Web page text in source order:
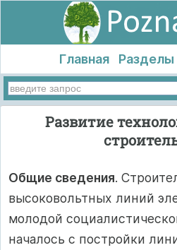
Главная Разделы
Развитие
Общие сведения.
высоковольтных линий
молодой
началось с постройки